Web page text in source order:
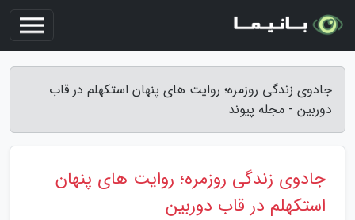
جادوی زندگی روزمره؛ روایت های پنهان استکهلم در قاب
دوربین - مجله پیوند
جادوی زندگی روزمره؛ روایت های پنهان
استکهلم در قاب دوربین